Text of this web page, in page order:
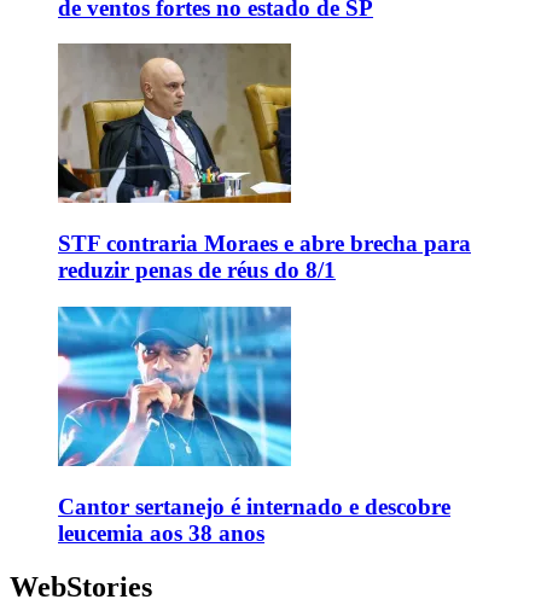
de ventos fortes no estado de SP
STF contraria Moraes e abre brecha para
reduzir penas de réus do 8/1
Cantor sertanejo é internado e descobre
leucemia aos 38 anos
WebStories